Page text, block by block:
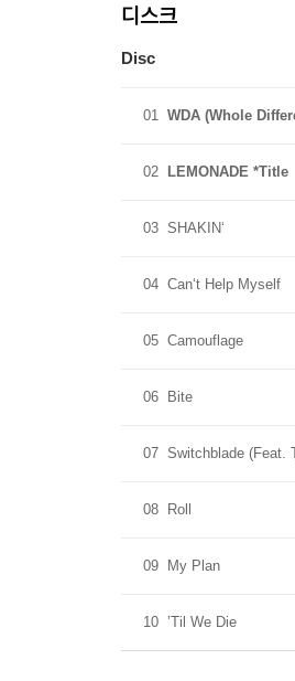
디스크
Disc
01 WDA (Whole
02 LEMONADE *Title
03 SHAKIN‘
04 Can‘t Help Myself
05 Camouflage
06 Bite
07 Switchblade (Feat.
08 Roll
09 My Plan
10 ’Til We Die